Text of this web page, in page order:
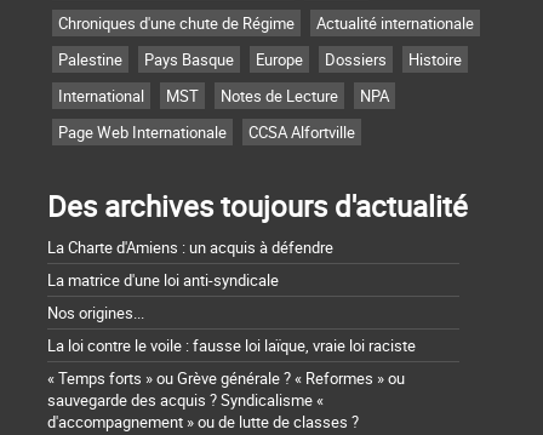
Chroniques d'une chute de Régime
Actualité internationale
Palestine
Pays Basque Europe Dossiers
Histoire
International
MST Notes de Lecture
NPA
Page Web Internationale
CCSA Alfortville
Des archives toujours d'actualité
La Charte d'Amiens : un acquis à défendre
La matrice d'une loi anti-syndicale
Nos origines...
La loi contre le voile : fausse loi laïque, vraie loi raciste
« Temps forts » ou Grève générale ? « Reformes » ou
sauvegarde des acquis ? Syndicalisme «
d'accompagnement » ou de lutte de classes ?